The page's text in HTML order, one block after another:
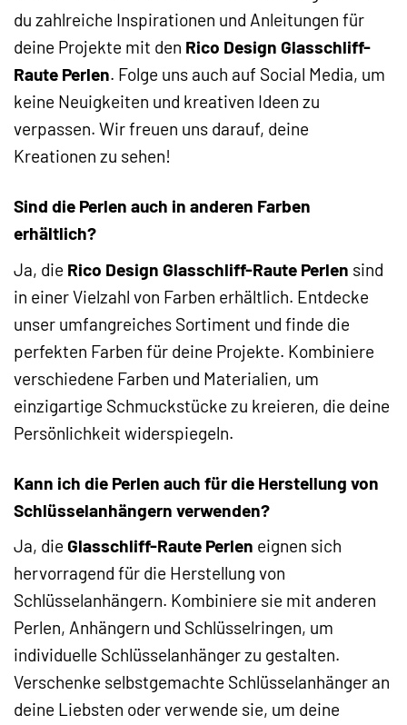
du zahlreiche Inspirationen und Anleitungen für
deine Projekte mit den Rico Design Glasschliff-
Raute Perlen. Folge uns auch auf Social Media, um
keine Neuigkeiten und kreativen Ideen zu
verpassen. Wir freuen uns darauf, deine
Kreationen zu sehen!
Sind die Perlen auch in anderen Farben
erhältlich?
Ja, die Rico Design Glasschliff-Raute Perlen sind
in einer Vielzahl von Farben erhältlich. Entdecke
unser umfangreiches Sortiment und finde die
perfekten Farben für deine Projekte. Kombiniere
verschiedene Farben und Materialien, um
einzigartige Schmuckstücke zu kreieren, die deine
Persönlichkeit widerspiegeln.
Kann ich die Perlen auch für die Herstellung von
Schlüsselanhängern verwenden?
Ja, die Glasschliff-Raute Perlen eignen sich
hervorragend für die Herstellung von
Schlüsselanhängern. Kombiniere sie mit anderen
Perlen, Anhängern und Schlüsselringen, um
individuelle Schlüsselanhänger zu gestalten.
Verschenke selbstgemachte Schlüsselanhänger an
deine Liebsten oder verwende sie, um deine